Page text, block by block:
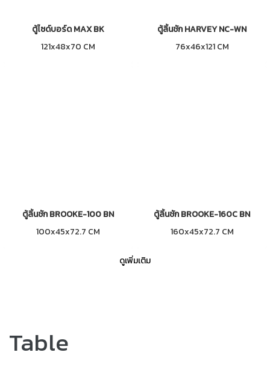
ตู้ไซด์บอร์ด MAX BK
121x48x70 CM
ตู้ลิ้นชัก HARVEY NC-WN
76x46x121 CM
ตู้ลิ้นชัก BROOKE-100 BN
100x45x72.7 CM
ตู้ลิ้นชัก BROOKE-160C BN
160x45x72.7 CM
ดูเพิ่มเติม
Table